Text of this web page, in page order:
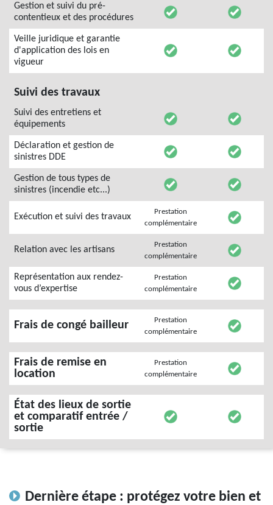
Gestion et suivi du pré-
contentieux et des procédures
Veille juridique et garantie
d'application des lois en
vigueur
Suivi des travaux
Suivi des entretiens et
équipements
Déclaration et gestion de
sinistres DDE
Gestion de tous types de
sinistres (incendie etc...)
Exécution et suivi des travaux
Prestation
complémentaire
Relation avec les artisans
Prestation
complémentaire
Représentation aux rendez-
vous d’expertise
Prestation
complémentaire
Frais de congé bailleur
Prestation
complémentaire
Frais de remise en
location
Prestation
complémentaire
État des lieux de sortie
et comparatif entrée /
sortie
Dernière étape : protégez votre bien et